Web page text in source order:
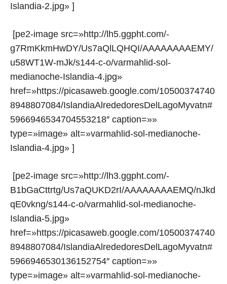
Islandia-2.jpg» ]
[pe2-image src=»http://lh5.ggpht.com/-
g7RmKkmHwDY/Us7aQlLQHQI/AAAAAAAAEMY/
u58WT1W-mJk/s144-c-o/varmahlid-sol-
medianoche-Islandia-4.jpg»
href=»https://picasaweb.google.com/10500374740
8948807084/IslandiaAlrededoresDelLagoMyvatn#
5966946534704553218″ caption=»»
type=»image» alt=»varmahlid-sol-medianoche-
Islandia-4.jpg» ]
[pe2-image src=»http://lh3.ggpht.com/-
B1bGaCttrtg/Us7aQUKD2rI/AAAAAAAAEMQ/nJkd
qE0vkng/s144-c-o/varmahlid-sol-medianoche-
Islandia-5.jpg»
href=»https://picasaweb.google.com/10500374740
8948807084/IslandiaAlrededoresDelLagoMyvatn#
5966946530136152754″ caption=»»
type=»image» alt=»varmahlid-sol-medianoche-